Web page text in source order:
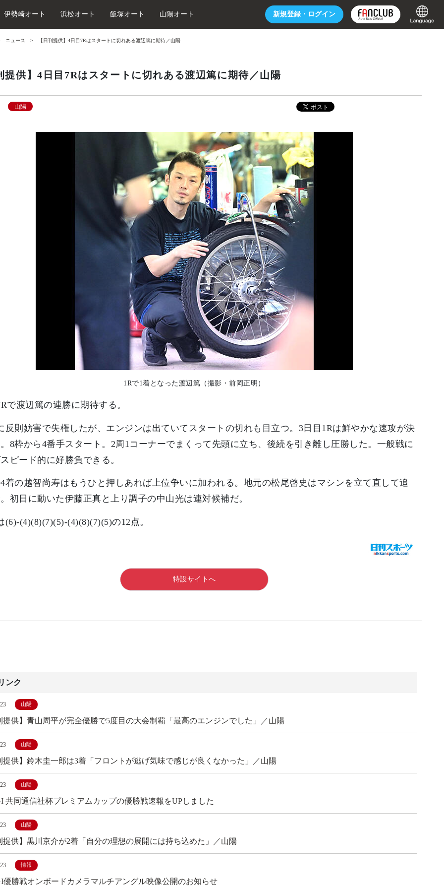
新規登録・ ログイン
伊勢崎オート 浜松オート 飯塚オート 山陽オート
ニュース 【日刊提供】4日目7Rはスタートに切れある渡辺篤に期待／山陽
提供】4日目7Rはスタートに切れある渡辺篤に期待／山陽
山陽
1Rで1着となった渡辺篤（撮影・前岡正明）
で渡辺篤の連勝に期待する。
反則妨害で失権したが、エンジンは出ていてスタートの切れも目立つ。3日目1Rは鮮やかな速攻が決
8枠から4番手スタート。2周1コーナーでまくって先頭に立ち、後続を引き離し圧勝した。一般戦に
ピード的に好勝負できる。
着の越智尚寿はもうひと押しあれば上位争いに加われる。地元の松尾啓史はマシンを立て直して追
初日に動いた伊藤正真と上り調子の中山光は連対候補だ。
(6)-(4)(8)(7)(5)-(4)(8)(7)(5)の12点。
特設サイトへ
ンク
山陽
提供】青山周平が完全優勝で5度目の大会制覇「最高のエンジンでした」／山陽
山陽
提供】鈴木圭一郎は3着「フロントが逃げ気味で感じが良くなかった」／山陽
山陽
共同通信社杯プレミアムカップの優勝戦速報をUPしました
山陽
提供】黒川京介が2着「自分の理想の展開には持ち込めた」／山陽
情報
優勝戦オンボードカメラマルチアングル映像公開のお知らせ